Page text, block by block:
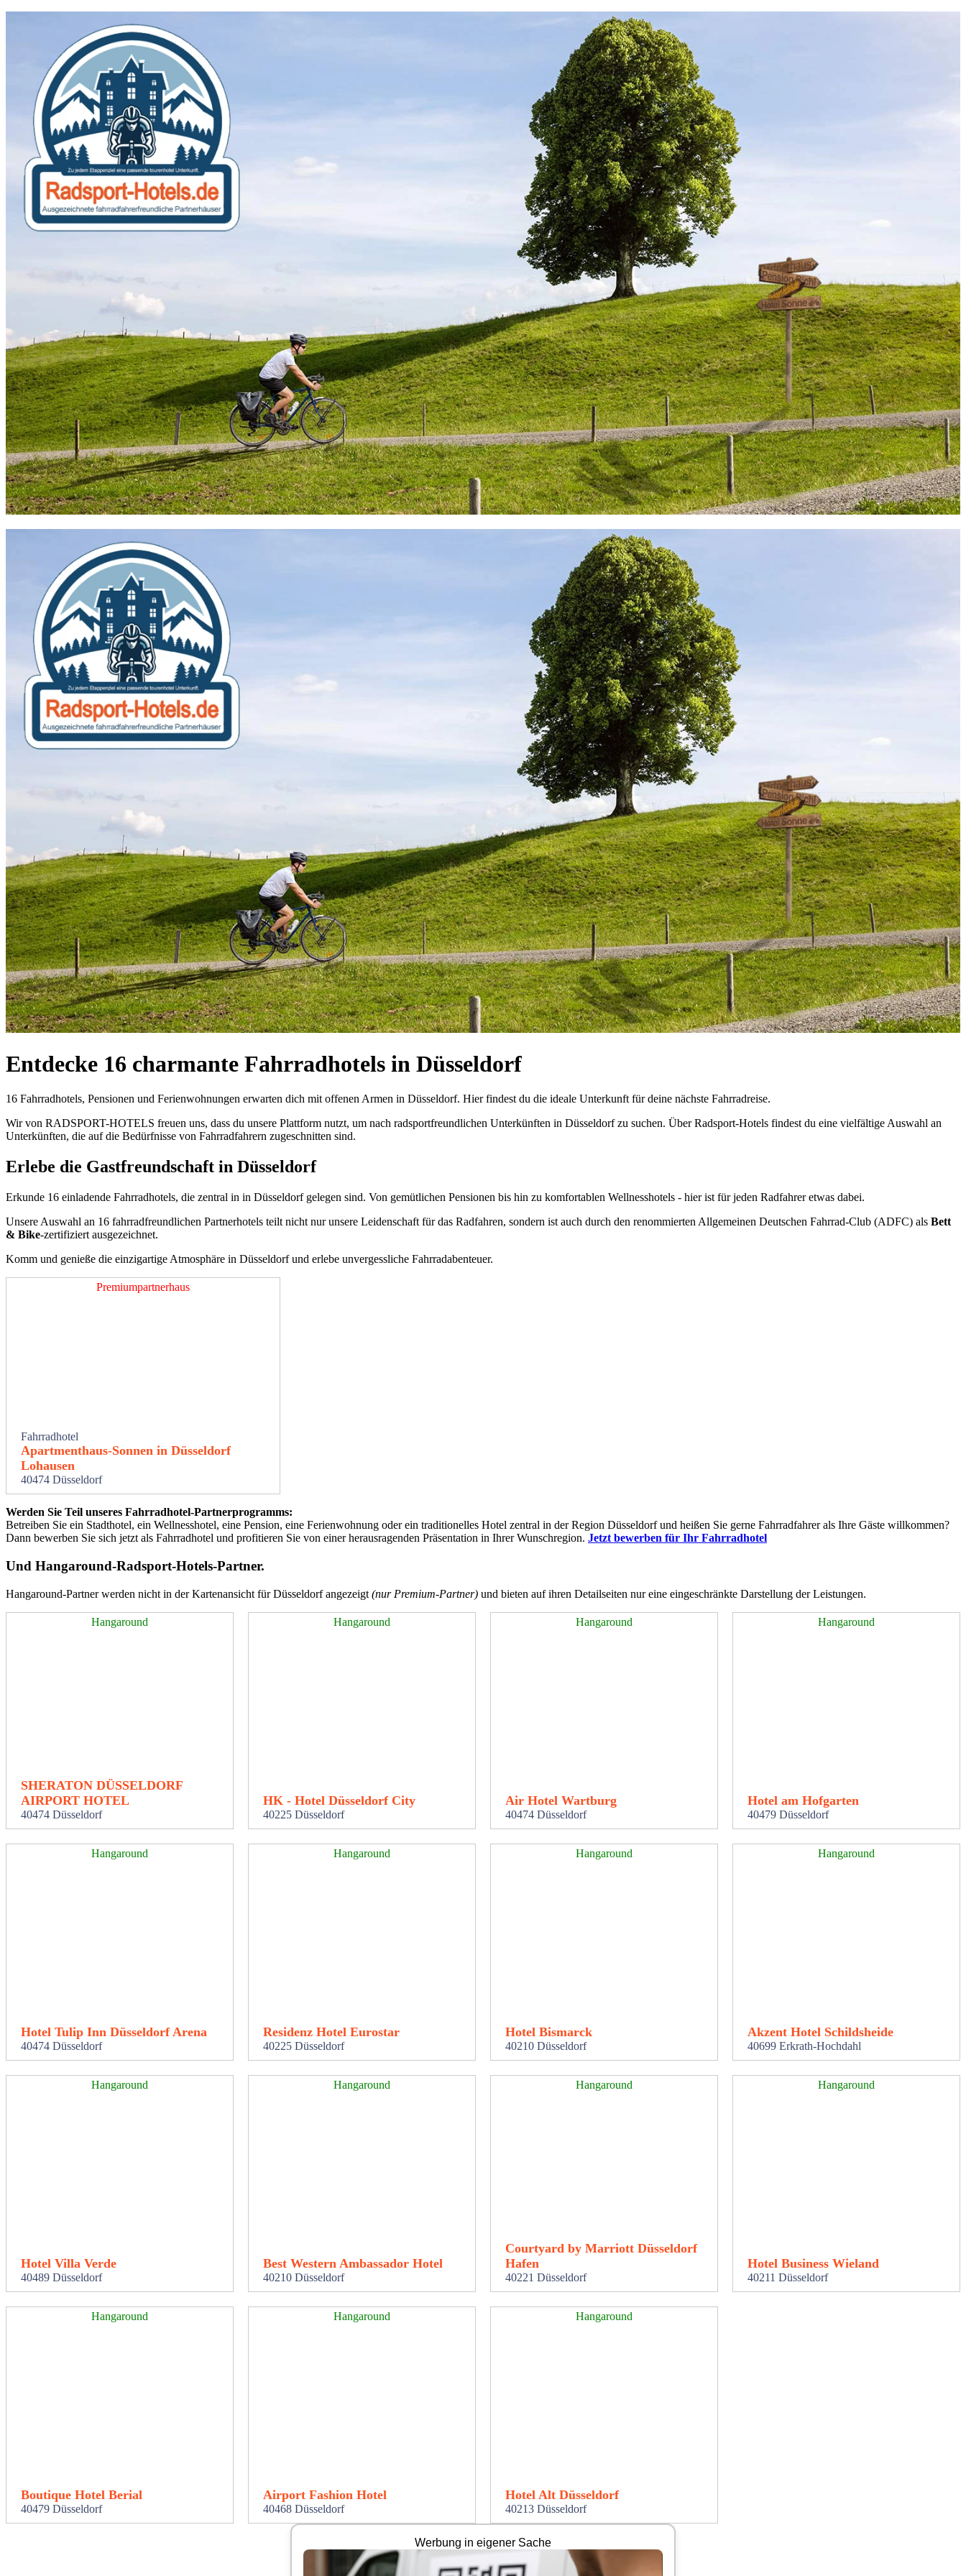
Entdecke 16 charmante Fahrradhotels in Düsseldorf
16 Fahrradhotels, Pensionen und Ferienwohnungen erwarten dich mit offenen Armen in Düsseldorf. Hier findest du die ideale Unterkunft für deine nächste Fahrradreise.
Wir von RADSPORT-HOTELS freuen uns, dass du unsere Plattform nutzt, um nach radsportfreundlichen Unterkünften in Düsseldorf zu suchen. Über Radsport-Hotels findest du eine vielfältige Auswahl an
Unterkünften, die auf die Bedürfnisse von Fahrradfahrern zugeschnitten sind.
Erlebe die Gastfreundschaft in Düsseldorf
Erkunde 16 einladende Fahrradhotels, die zentral in in Düsseldorf gelegen sind. Von gemütlichen Pensionen bis hin zu komfortablen Wellnesshotels - hier ist für jeden Radfahrer etwas dabei.
Unsere Auswahl an 16 fahrradfreundlichen Partnerhotels teilt nicht nur unsere Leidenschaft für das Radfahren, sondern ist auch durch den renommierten Allgemeinen Deutschen Fahrrad-Club (ADFC) als Bett
& Bike-zertifiziert ausgezeichnet.
Komm und genieße die einzigartige Atmosphäre in Düsseldorf und erlebe unvergessliche Fahrradabenteuer.
Premiumpartnerhaus
Fahrradhotel
Apartmenthaus-Sonnen in Düsseldorf
Lohausen
40474 Düsseldorf
Werden Sie Teil unseres Fahrradhotel-Partnerprogramms:
Betreiben Sie ein Stadthotel, ein Wellnesshotel, eine Pension, eine Ferienwohnung oder ein traditionelles Hotel zentral in der Region Düsseldorf und heißen Sie gerne Fahrradfahrer als Ihre Gäste willkommen?
Dann bewerben Sie sich jetzt als Fahrradhotel und profitieren Sie von einer herausragenden Präsentation in Ihrer Wunschregion. Jetzt bewerben für Ihr Fahrradhotel
Und Hangaround-Radsport-Hotels-Partner.
Hangaround-Partner werden nicht in der Kartenansicht für Düsseldorf angezeigt (nur Premium-Partner) und bieten auf ihren Detailseiten nur eine eingeschränkte Darstellung der Leistungen.
Hangaround
SHERATON DÜSSELDORF
AIRPORT HOTEL
40474 Düsseldorf
Hangaround
HK - Hotel Düsseldorf City
40225 Düsseldorf
Hangaround
Air Hotel Wartburg
40474 Düsseldorf
Hangaround
Hotel am Hofgarten
40479 Düsseldorf
Hangaround
Hotel Tulip Inn Düsseldorf Arena
40474 Düsseldorf
Hangaround
Residenz Hotel Eurostar
40225 Düsseldorf
Hangaround
Hotel Bismarck
40210 Düsseldorf
Hangaround
Akzent Hotel Schildsheide
40699 Erkrath-Hochdahl
Hangaround
Hotel Villa Verde
40489 Düsseldorf
Hangaround
Best Western Ambassador Hotel
40210 Düsseldorf
Hangaround
Courtyard by Marriott Düsseldorf
Hafen
40221 Düsseldorf
Hangaround
Hotel Business Wieland
40211 Düsseldorf
Hangaround
Boutique Hotel Berial
40479 Düsseldorf
Hangaround
Airport Fashion Hotel
40468 Düsseldorf
Hangaround
Hotel Alt Düsseldorf
40213 Düsseldorf
Werbung in eigener Sache